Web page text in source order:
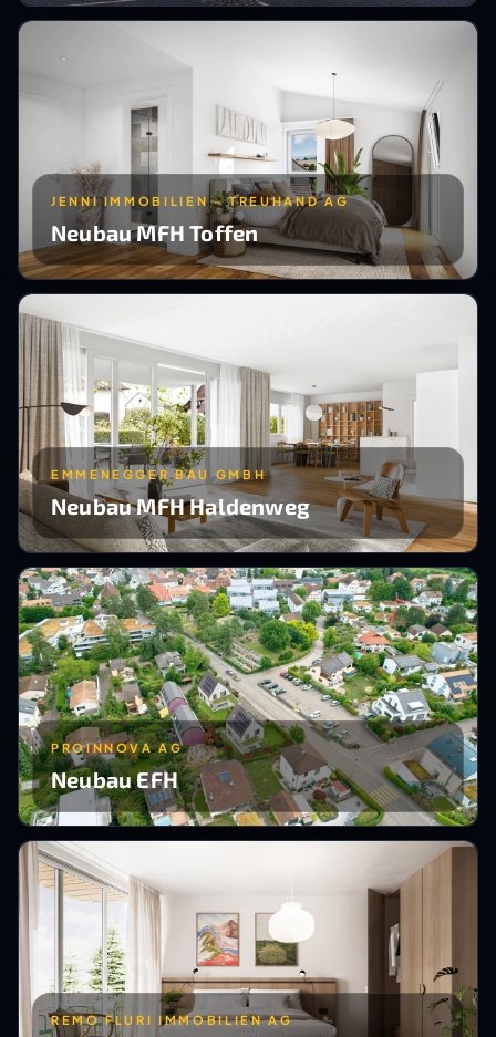
JENNI IMMOBILIEN - TREUHAND AG
Neubau MFH Toffen
EMMENEGGER BAU GMBH
Neubau MFH Haldenweg
PROINNOVA AG
Neubau EFH
REMO FLURI IMMOBILIEN AG